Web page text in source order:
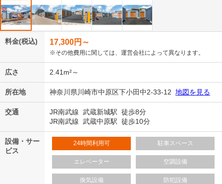
料金(税込) 17,300円～
※その他費用に関しては、運営会社によって異なります。
広さ 2.41m²～
所在地 神奈川県川崎市中原区下小田中2-33-12 地図を見る
交通
JR南武線 武蔵新城駅 徒歩8分
JR南武線 武蔵中原駅 徒歩10分
設備・サー
ビス
24時間利用可 駐車スペース
エレベーター 空調設備
換気設備 防犯設備